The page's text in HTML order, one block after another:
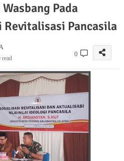
Pada
Revitalisasi Pancasila
read
0